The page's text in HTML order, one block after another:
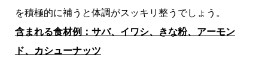
を積極的に補うと体調がスッキリ整うでしょう。
含まれる食材例：サバ、イワシ、きな粉、アーモン
ド、カシューナッツ